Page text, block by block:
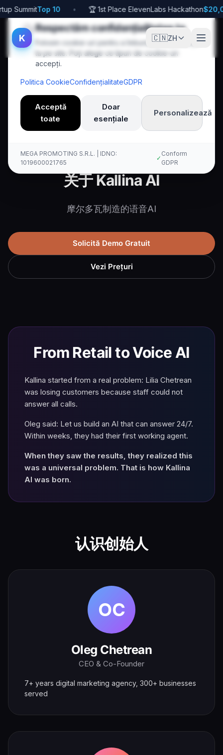
🍪Respectăm confidențialitatea ta
Folosim cookie-uri pentru a îmbunătăți experiența
ta pe site. Poți alege ce tipuri de cookie-uri
accepți.
Politica CookieConfidențialitateGDPR
Acceptă
toate
Doar
esențiale
Personalizează
MEGA PROMOTING S.R.L. | IDNO:
1019600021765
✓
Conform
GDPR
SummitTop 10 • 🏆 1st Place ElevenLabs Hackathon
K 🇨🇳ZH
Acasă Despre Noi
Kallina Voice AI
关于 Kallina AI
摩尔多瓦制造的语音AI
Solicită Demo Gratuit
Vezi Prețuri
From Retail to Voice AI
Kallina started from a real problem: Lilia Chetrean
was losing customers because staff could not
answer all calls.
Oleg said: Let us build an AI that can answer 24/7.
Within weeks, they had their first working agent.
When they saw the results, they realized this
was a universal problem. That is how Kallina
AI was born.
认识创始人
OC
Oleg Chetrean
CEO & Co-Founder
7+ years digital marketing agency, 300+ businesses
served